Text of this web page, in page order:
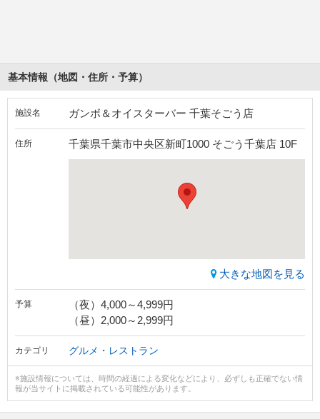
基本情報（地図・住所・予算）
施設名 ガンボ＆オイスターバー 千葉そごう店
住所 千葉県千葉市中央区新町1000 そごう千葉店 10F
大きな地図を見る
予算
（夜）4,000～4,999円
（昼）2,000～2,999円
カテゴリ グルメ・レストラン
※施設情報については、時間の経過による変化などにより、必ずしも正確でない情
報が当サイトに掲載されている可能性があります。